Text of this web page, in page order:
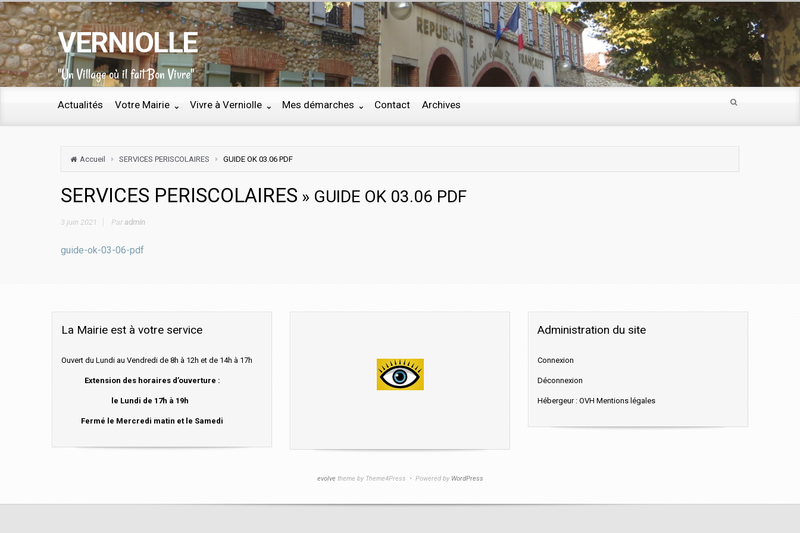
VERNIOLLE
"Un Village où il fait Bon Vivre"
Actualités Votre Mairie Vivre à Verniolle Mes démarches Contact Archives
Accueil SERVICES PERISCOLAIRES GUIDE OK 03.06 PDF
SERVICES PERISCOLAIRES » GUIDE OK 03.06 PDF
3 juin 2021 Paradmin
guide-ok-03-06-pdf
La Mairie est à votre service
Ouvert du Lundi au Vendredi de 8h à 12h et de 14h à 17h
Extension des horaires d’ouverture :
le Lundi de 17h à 19h
Fermé le Mercredi matin et le Samedi
Administration du site
Connexion
Déconnexion
Hébergeur : OVH Mentions légales
evolvetheme by Theme4Press • Powered by WordPress